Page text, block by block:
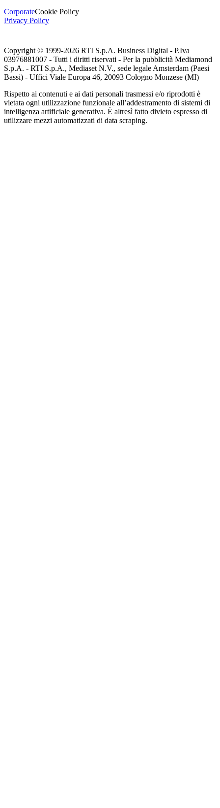
CorporateCookie Policy
Privacy Policy
Copyright © 1999-2026 RTI S.p.A. Business Digital - P.Iva
03976881007 - Tutti i diritti riservati - Per la pubblicità Mediamond
S.p.A. - RTI S.p.A., Mediaset N.V., sede legale Amsterdam (Paesi
Bassi) - Uffici Viale Europa 46, 20093 Cologno Monzese (MI)
Rispetto ai contenuti e ai dati personali trasmessi e/o riprodotti è
vietata ogni utilizzazione funzionale all’addestramento di sistemi di
intelligenza artificiale generativa. È altresì fatto divieto espresso di
utilizzare mezzi automatizzati di data scraping.